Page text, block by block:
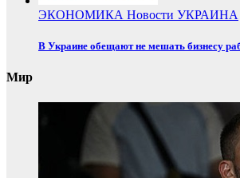
ЭКОНОМИКА Новости УКРАИНА
В Украине обещают не мешать бизнесу
Мир